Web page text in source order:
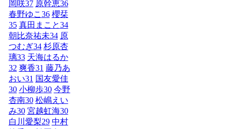
岡咲37 原幹恵36
春野ゆこ 36 櫻栞
35 真田まこと34
朝比奈祐未34 原
つむぎ34 杉原杏
璃33 天海はるか
32 爽香31 藤乃あ
おい31 国友愛佳
30 小柳歩30 今野
杏南30 松嶋えい
み30 宮越虹海30
白川愛梨29 中村